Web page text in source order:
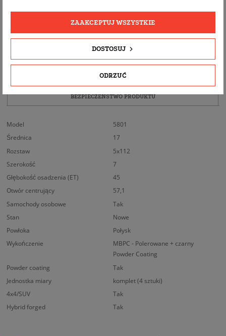
SZCZEGÓŁY PRODUKTU
OPIS
DOPASOWANIE
BEZPIECZEŃSTWO PRODUKTU
Model
5801
Średnica
17
Rozstaw
5x112
Szerokość
7
Głębokość osadzenia (ET)
45
Otwór centrujący
57,1
Samochody osobowe
Tak
Stan
Nowe
Powłoka
Połysk
Wykończenie
MBPC - Polerowane + czarny
Powder Coating
Powder coating
Tak
Jednostka miary
komplet (4 sztuki)
4x4/SUV
Tak
Hybrid forged
Tak
ODRZUĆ
DOSTOSUJ
ZAAKCEPTUJ WSZYSTKIE